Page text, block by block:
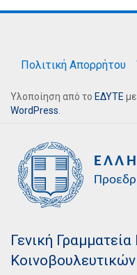
Πολιτική Απορρήτου
Υλοποίηση από το ΕΔΥΤΕ
WordPress.
Γενική